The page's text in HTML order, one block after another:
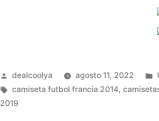
Publicado
por
dealcoolya agosto 11, 2022
Etiquetas:
camiseta futbol francia 2014,
2019